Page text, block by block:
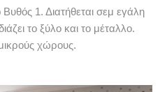
1. Διατήθεται σεμ εγάλη
το ξύλο και το μέταλλο.
χώρους.